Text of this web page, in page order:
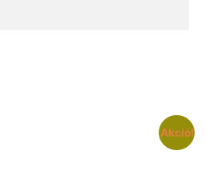
Akció!